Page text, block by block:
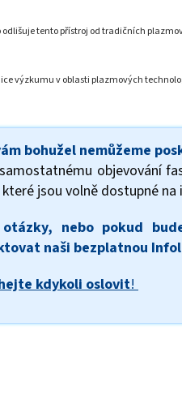
tento přístroj od tradičních
výzkumu v oblasti plazmových
bohužel nemůžeme
objevování
jsou volně dostupné
nebo pokud
naši bezplatnou
kdykoli oslovit!